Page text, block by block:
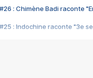
#26 : Chimène Badi raconte
#25 : Indochine raconte "3e